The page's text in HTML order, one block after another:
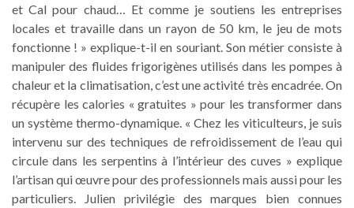
et Cal pour chaud… Et comme je soutiens les entreprises
locales et travaille dans un rayon de 50 km, le jeu de mots
fonctionne ! » explique-t-il en souriant. Son métier consiste à
manipuler des fluides frigorigènes utilisés dans les pompes à
chaleur et la climatisation, c’est une activité très encadrée. On
récupère les calories « gratuites » pour les transformer dans
un système thermo-dynamique. « Chez les viticulteurs, je suis
intervenu sur des techniques de refroidissement de l’eau qui
circule dans les serpentins à l’intérieur des cuves » explique
l’artisan qui œuvre pour des professionnels mais aussi pour les
particuliers. Julien privilégie des marques bien connues